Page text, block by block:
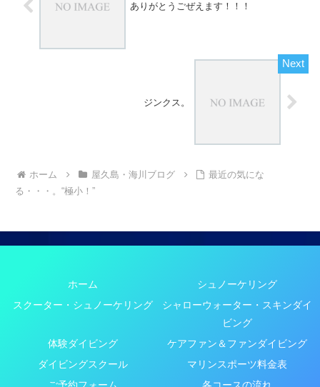
ありがとうごぜえます！！！
ジンクス。
ホーム 屋久島・海川ブログ
最近の気にな
る・・・。“極小！”
ホーム
シュノーケリング
スクーター・シュノーケリング
シャローウォーター・スキンダイ
ビング
体験ダイビング
ケアファン＆ファンダイビング
ダイビングスクール
マリンスポーツ料金表